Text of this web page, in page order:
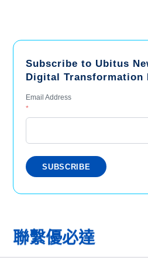
Subscribe to Ubitus
Digital Transformation
Email Address
*
聯繫優必達